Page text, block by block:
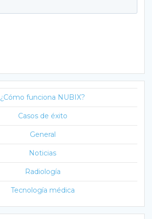
¿Cómo funciona NUBIX?
Casos de éxito
General
Noticias
Radiología
Tecnología médica